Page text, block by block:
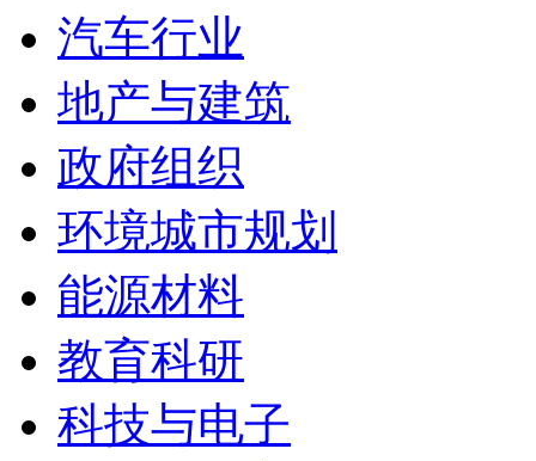
汽车行业
地产与建筑
政府组织
环境城市规划
能源材料
教育科研
科技与电子